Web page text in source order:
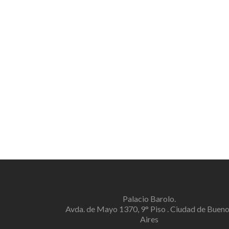
Palacio Barolo.
Avda. de Mayo 1370, 9° Piso . Ciudad de
Aires